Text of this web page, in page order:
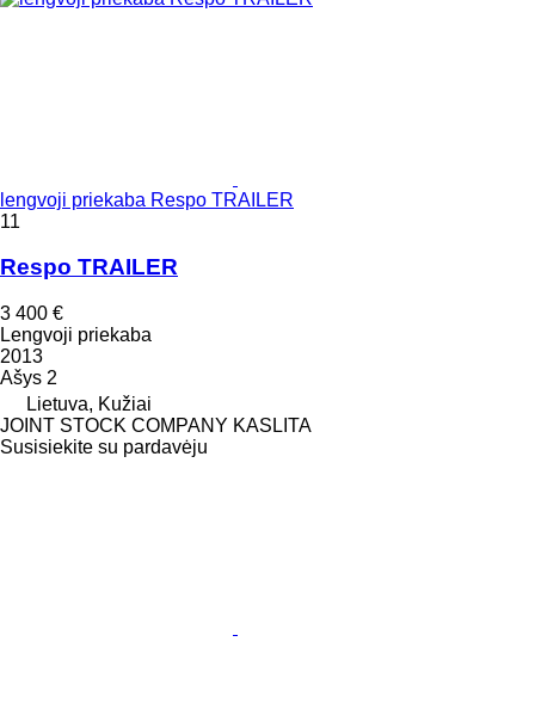
lengvoji priekaba Respo TRAILER
11
Respo TRAILER
3 400 €
Lengvoji priekaba
2013
Ašys 2
Lietuva, Kužiai
JOINT STOCK COMPANY KASLITA
Susisiekite su pardavėju